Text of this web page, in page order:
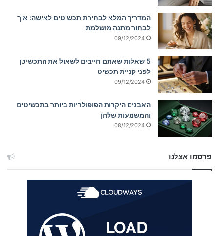
המדריך המלא לבחירת תכשיטים לאישה: איך
לבחור מתנה מושלמת
09/12/2024
5 שאלות שאתם חייבים לשאול את התכשיטן
לפני קניית תכשיט
09/12/2024
האבנים היקרות הפופולריות ביותר בתכשיטים
והמשמעות שלהן
08/12/2024
פרסמו אצלנו